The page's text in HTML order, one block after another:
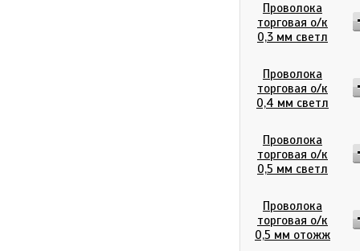
Проволока
торговая о/к
0,3 мм светл
Проволока
торговая о/к
0,4 мм светл
Проволока
торговая о/к
0,5 мм светл
Проволока
торговая о/к
0,5 мм отожж